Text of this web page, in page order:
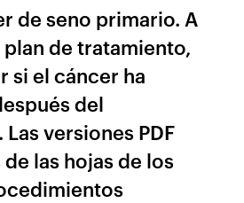
de seno primario. A
de tratamiento,
si el cáncer ha
del
versiones PDF
las hojas de los